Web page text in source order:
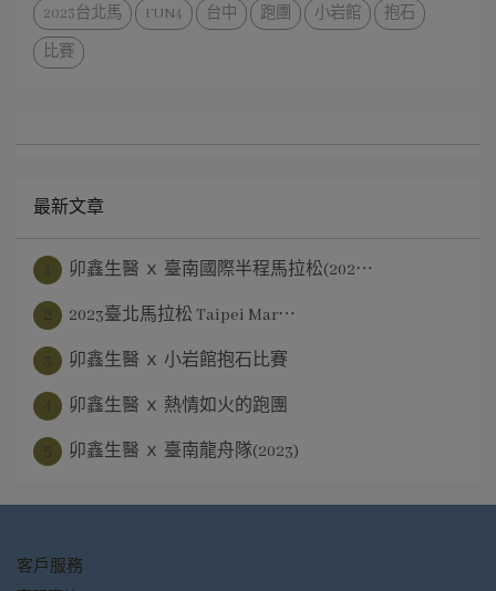
2023台北馬 FUN4 台中 跑團 小岩館 抱石
比賽
最新文章
卯鑫生醫 ｘ 臺南國際半程馬拉松(202⋯
2023臺北馬拉松 Taipei Mar⋯
卯鑫生醫 ｘ 小岩館抱石比賽
卯鑫生醫 ｘ 熱情如火的跑團
卯鑫生醫 ｘ 臺南龍舟隊(2023)
客戶服務